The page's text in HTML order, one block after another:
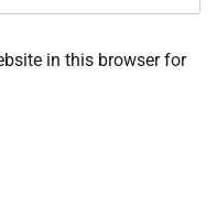
in this browser for